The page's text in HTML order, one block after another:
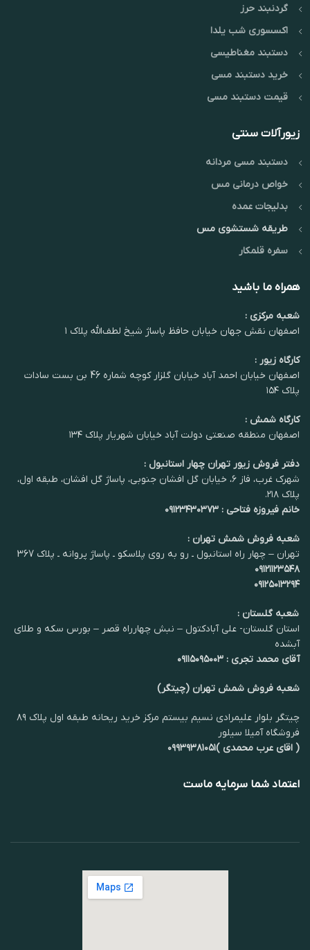
گردنبند حرز
اکسسوری شب یلدا
دستبند مغناطیسی
خرید دستبند مسی
قیمت دستبند مسی
زیورآلات سنتی
دستبند مسی مردانه
خواص درمانی مس
بدلیجات عمده
طریقه شستشوی مس
سفره قلمکار
همراه ما باشید
شعبه مرکزی :
اصفهان نقش جهان خیابان حافظ پاساژ شیخ لطف‌الله پلاک ۱
کارگاه زیور :
اصفهان خیابان احمد آباد خیابان گلزار کوچه شماره 46 بن بست سادات
پلاک ۱۵۴
کارگاه شمش :
اصفهان منطقه صنعتی دولت آباد خیابان شهریار پلاک ۱۳۴
دفتر فروش زیور تهران چهار استانبول :
شهرک غرب، فاز ۶، خیابان گل افشان جنوبی، پاساژ گل افشان، طبقه اول،
پلاک ۲۱۸.
خانم فیروزه فتاحی : ۰۹۱۲۳۴۳۰۳۷۳
شعبه فروش شمش تهران :
تهران – چهار راه استانبول ـ رو به روی پلاسکو ـ پاساژ پروانه ـ پلاک 367
۰۹۱۲۱۱۲۳۵۴۸
۰۹۱۲۵۰۱۳۲۹۴
شعبه گلستان :
استان گلستان- علی آبادکتول – نبش چهارراه قصر – بورس سکه و طلای
آبشده
آقای محمد تجری : ۰۹۱۱۵۰۹۵۰۰۳
شعبه فروش شمش تهران (چیتگر)
چیتگر بلوار علیمرادی نسیم بیستم مرکز خرید ریحانه طبقه اول پلاک ۸۹
فروشگاه آمیلا سیلور
( اقای عرب محمدی )۰۹۹۳۹۳۸۱۰۵۱
اعتماد شما سرمایه ماست